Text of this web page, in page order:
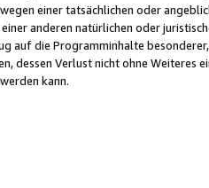
einer tatsächlichen oder
anderen natürlichen oder
auf die Programminhalte
dessen Verlust nicht ohne Weiteres
kann.